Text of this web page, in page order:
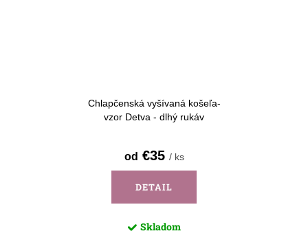
Chlapčenská vyšívaná košeľa-
vzor Detva - dlhý rukáv
od €35 / ks
DETAIL
Skladom